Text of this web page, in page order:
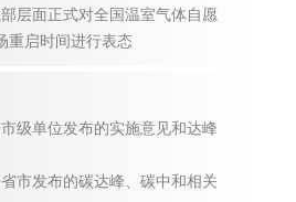
层面正式对全国温室气体自愿
重启时间进行表态
级单位发布的实施意见和达峰
市发布的碳达峰、碳中和相关